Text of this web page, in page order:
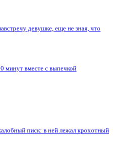
девушке, еще не зная, что
минут вместе с выпечкой
писк: в ней лежал крохотный